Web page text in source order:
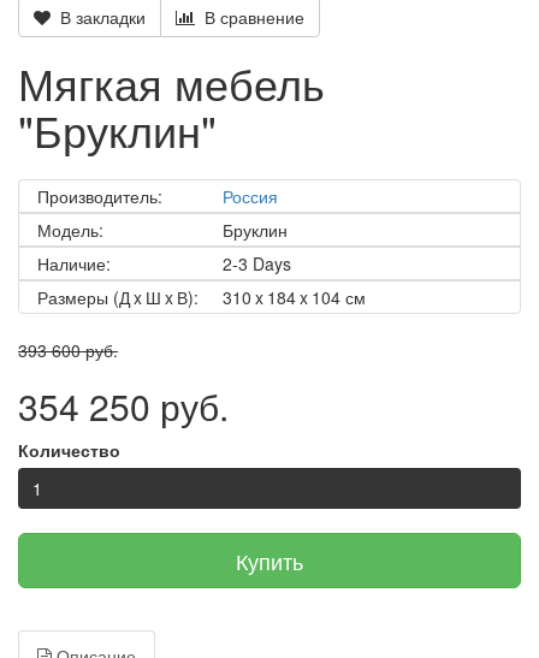
В закладки В сравнение
Мягкая мебель
"Бруклин"
Производитель:
Россия
Модель:
Бруклин
Наличие:
2-3 Days
Размеры (Д x Ш x В):
310 x 184 x 104 см
393 600 руб.
354 250 руб.
Количество
Купить